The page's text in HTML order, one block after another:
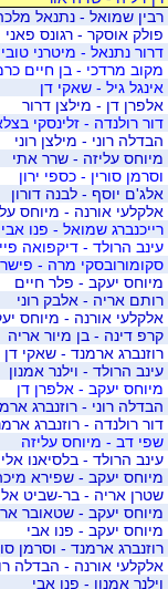
רבין שמואל - נתנאל
פולק אוסקר - רגונס פאני
דרור נתנאל - מיטרני טובי
מקוב מרדכי - בן חיים
אינגל גיל - שאקי דן
אלפרן דן - מילצן דרור
דור רולנדה - זלינסקי
הבדלה רוני - מילצן רוני
מיוחס עליזה - שרר אתי
וסרמן סורין - כספי ירון
אלג'ם יוסף - לבנה דורון
אלקלעי אורנה - מיוחס
רייכנברג שמואל - פנו אבי
עינב הרולד - דיקפואה
סקומורובסקי מרה - פישר
מיוחס יעקב - פלר חיים
רותם אריה - אלבק רוני
אלקלעי אורנה - מיוחס
קרפ דינה - בן מיור אריה
רוזנברג ארמנד - שאקי דן
עינב הרולד - וילנר אמנון
מיוחס יעקב - אלפרן דן
הבדלה רוני - רוזנברג
דור רולנדה - רוזנברג
שפי דב - מיוחס עליזה
עינב הרולד - בלסיאנו אלי
מיוחס יעקב - שפירא
שטרן אריה - בר-שביט
מיוחס יעקב - שטאובר
מיוחס יעקב - פנו אבי
רוזנברג ארמנד - וסרמן
אלקלעי אורנה - הבדלה
וילנר אמנון - פנו אבי